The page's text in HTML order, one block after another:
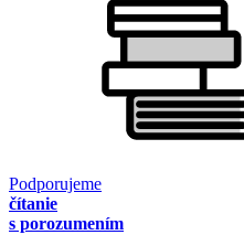
Podporujeme
čítanie
s porozumením